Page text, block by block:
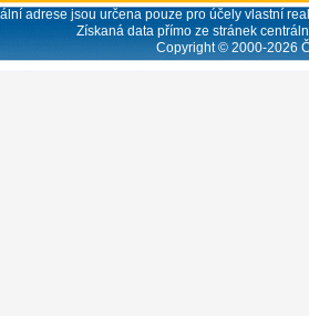
adrese jsou určena pouze pro účely vlastní
Získaná data přímo ze stránek
Copyright © 2000-2026